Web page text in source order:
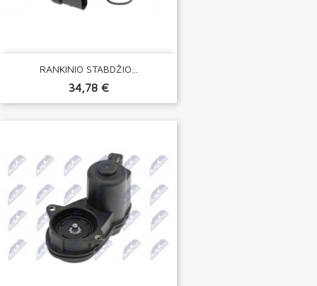
RANKINIO STABDŽIO...
34,78 €